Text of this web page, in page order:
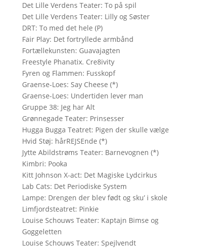
Det Lille Verdens Teater: To på spil
Det Lille Verdens Teater: Lilly og Søster
DRT: To med det hele (P)
Fair Play: Det fortryllede armbånd
Fortællekunsten: Guavajagten
Freestyle Phanatix. Cre8ivity
Fyren og Flammen: Fusskopf
Graense-Loes: Say Cheese (*)
Graense-Loes: Undertiden lever man
Gruppe 38: Jeg har Alt
Grønnegade Teater: Prinsesser
Hugga Bugga Teatret: Pigen der skulle vælge
Hvid Støj: hårREJSEnde (*)
Jytte Abildstrøms Teater: Barnevognen (*)
Kimbri: Pooka
Kitt Johnson X-act: Det Magiske Lydcirkus
Lab Cats: Det Periodiske System
Lampe: Drengen der blev født og sku’ i skole
Limfjordsteatret: Pinkie
Louise Schouws Teater: Kaptajn Bimse og
Goggeletten
Louise Schouws Teater: Spejlvendt